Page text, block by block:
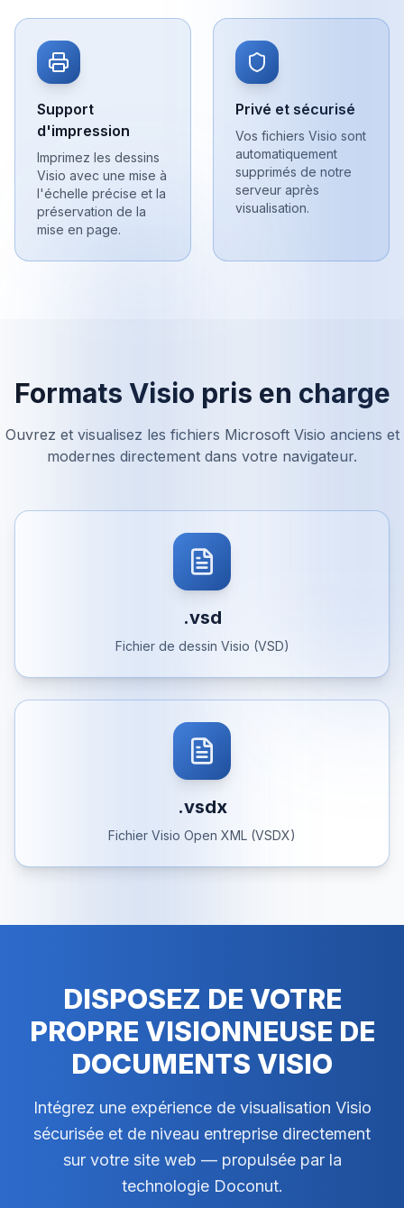
Support
d'impression
Imprimez les dessins
Visio avec une mise à
l'échelle précise et la
préservation de la
mise en page.
Privé et sécurisé
Vos fichiers Visio sont
automatiquement
supprimés de notre
serveur après
visualisation.
Formats Visio pris en charge
Ouvrez et visualisez les fichiers Microsoft Visio anciens et
modernes directement dans votre navigateur.
.vsd
Fichier de dessin Visio (VSD)
.vsdx
Fichier Visio Open XML (VSDX)
DISPOSEZ DE VOTRE
PROPRE VISIONNEUSE DE
DOCUMENTS VISIO
Intégrez une expérience de visualisation Visio
sécurisée et de niveau entreprise directement
sur votre site web — propulsée par la
technologie Doconut.